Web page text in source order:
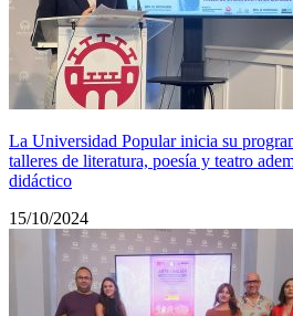
La Universidad Popular inicia su
talleres de literatura, poesía y teatro
didáctico
15/10/2024